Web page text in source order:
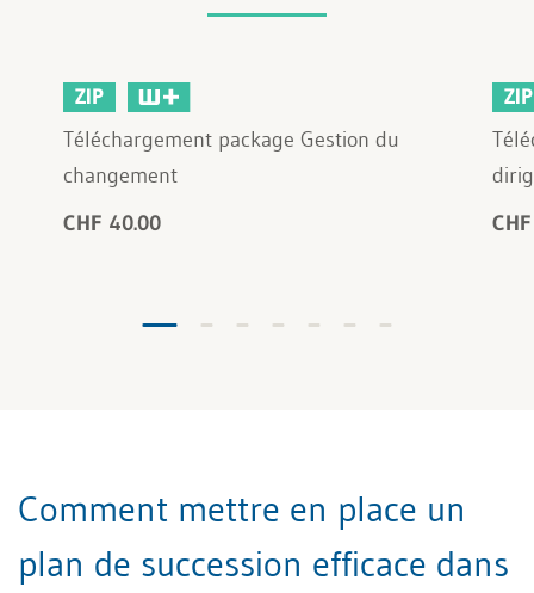
ZIP
Téléchargement package Gestion du
changement
CHF 40.00
ZIP
Comment mettre en place un
plan de succession efficace dans